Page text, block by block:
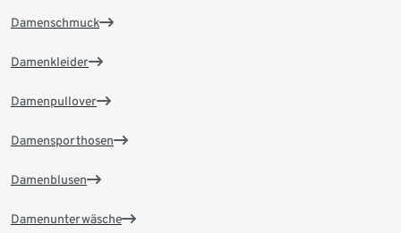
Damenschmuck
Damenkleider
Damenpullover
Damensporthosen
Damenblusen
Damenunterwäsche